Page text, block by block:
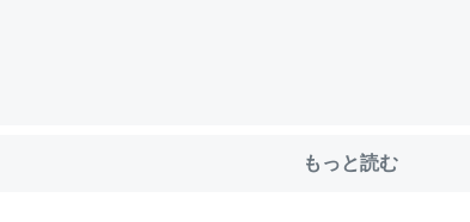
ウチもEchoを実家に置いて４年。でたまに覗いてる。ぼ
中。あと、Googleマップで位置情報を共有してる。電池残
もっと読む